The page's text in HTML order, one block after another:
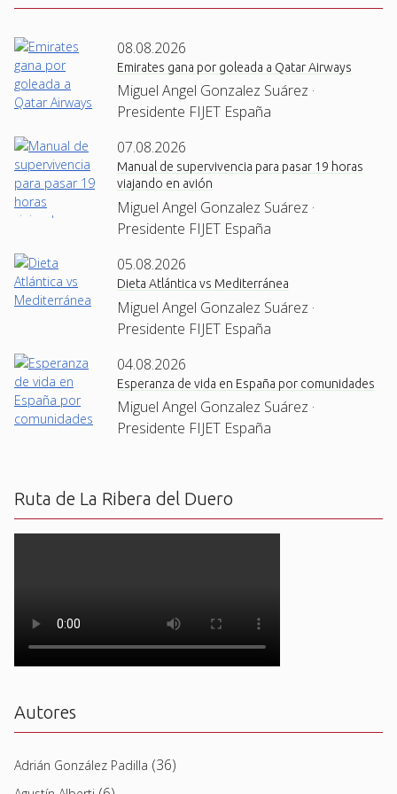
08.08.2026
Emirates gana por goleada a Qatar Airways
Miguel Angel Gonzalez Suárez ·
Presidente FIJET España
07.08.2026
Manual de supervivencia para pasar 19 horas
viajando en avión
Miguel Angel Gonzalez Suárez ·
Presidente FIJET España
05.08.2026
Dieta Atlántica vs Mediterránea
Miguel Angel Gonzalez Suárez ·
Presidente FIJET España
04.08.2026
Esperanza de vida en España por comunidades
Miguel Angel Gonzalez Suárez ·
Presidente FIJET España
Ruta de La Ribera del Duero
Autores
Adrián González Padilla (36)